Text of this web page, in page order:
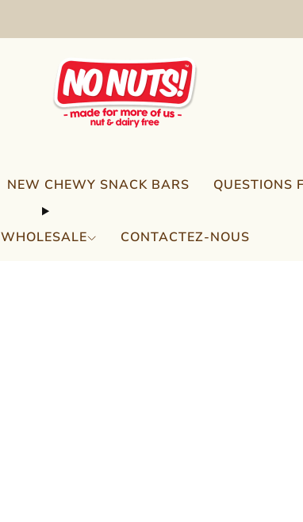
NEW CHEWY SNACK BARS QUESTIONS
WHOLESALE CONTACTEZ-NOUS